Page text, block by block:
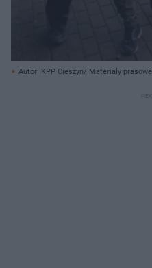
Autor: KPP Cieszyn/ Materiały prasowe